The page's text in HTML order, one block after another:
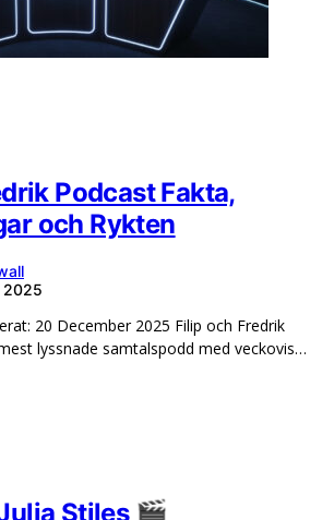
Podcast Fakta,
och Rykten
2025
20 December 2025 Filip och Fredrik
lyssnade samtalspodd med veckovis…
Stiles 🎬